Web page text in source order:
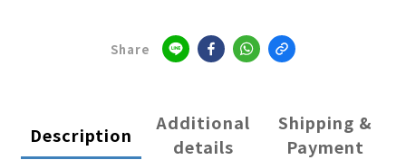
Share
Description
Additional
details
Shipping &
Payment